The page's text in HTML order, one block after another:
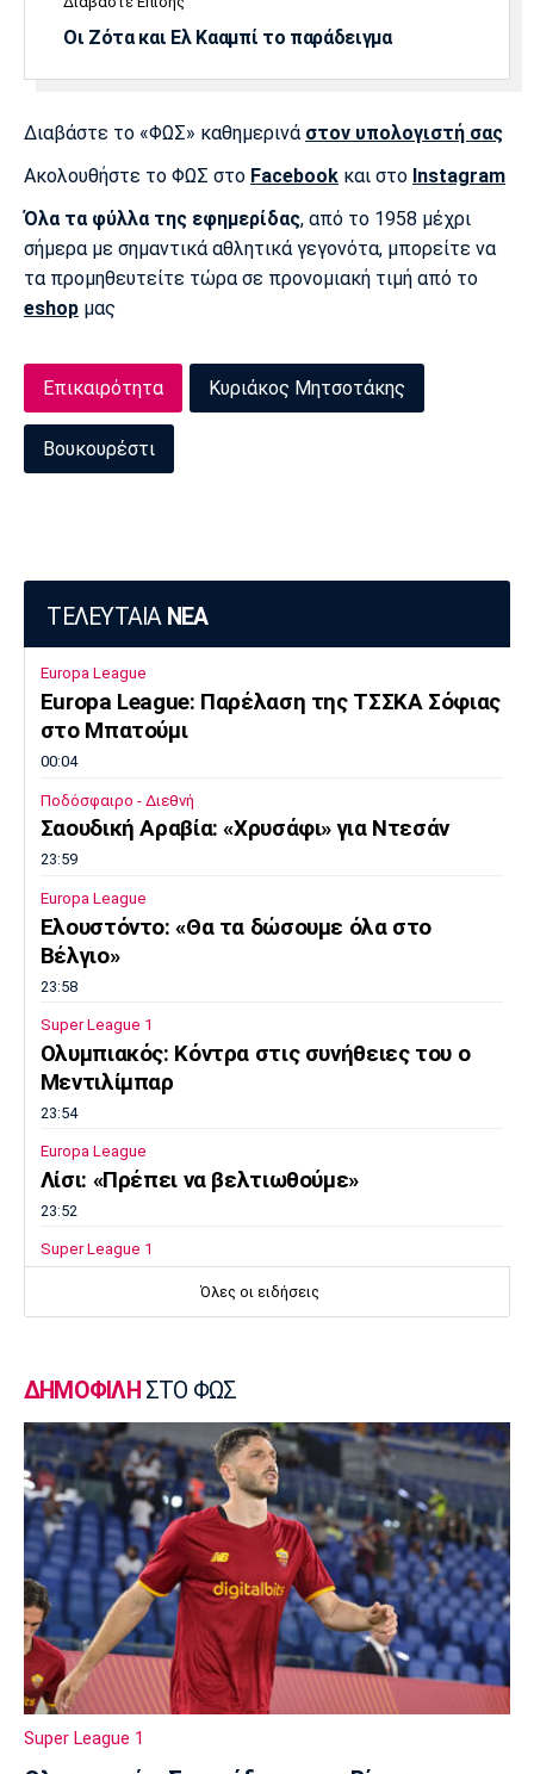
Οι Ζότα και Ελ Κααμπί το παράδειγμα
Διαβάστε το «ΦΩΣ» καθημερινά στον υπολογιστή σας
Ακολουθήστε το ΦΩΣ στο Facebook και στο Instagram
Όλα τα φύλλα της εφημερίδας, από το 1958 μέχρι
σήμερα με σημαντικά αθλητικά γεγονότα, μπορείτε να
τα προμηθευτείτε τώρα σε προνομιακή τιμή από το
eshop μας
Επικαιρότητα Κυριάκος Μητσοτάκης
Βουκουρέστι
ΤΕΛΕΥΤΑΙΑ ΝΕΑ
Europa League
Europa League: Παρέλαση της ΤΣΣΚΑ Σόφιας
στο Μπατούμι
00:04
Ποδόσφαιρο - Διεθνή
Σαουδική Αραβία: «Χρυσάφι» για Ντεσάν
23:59
Europa League
Ελουστόντο: «Θα τα δώσουμε όλα στο
Βέλγιο»
23:58
Super League 1
Ολυμπιακός: Κόντρα στις συνήθειες του ο
Μεντιλίμπαρ
23:54
Europa League
Λίσι: «Πρέπει να βελτιωθούμε»
23:52
Super League 1
Επιστρέφει αύριο στη Θεσσαλονίκη ο
Επίσημα στον Άρη ο Άνταμ Μοκόκα
23:35
Europa League
Μπρούνο: «Δουλέψαμε καλά στην άμυνα»
23:32
Ποδόσφαιρο - Διεθνή
Κακή εβδομάδα για τη βαθμολογία της UEFA
23:23
Γ Εθνική
Αστέρας Βάρης: Νέες προσθήκες στο
ρόστερ
Όλες οι ειδήσεις
ΔΗΜΟΦΙΛΗ ΣΤΟ ΦΩΣ
Super League 1